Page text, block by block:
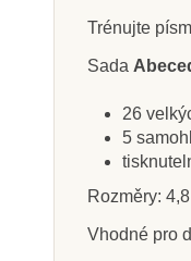
INFOA
Ovoce
Trénujte
Sada
26
5
Rozměry:
Vhodné pro